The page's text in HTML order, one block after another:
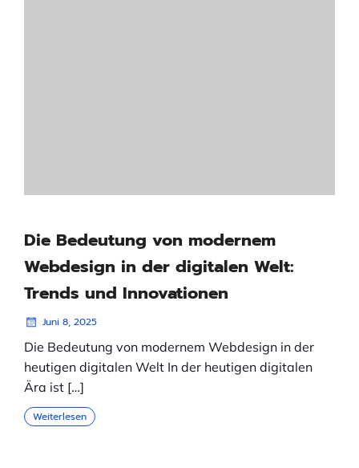
Die Bedeutung von modernem
Webdesign in der digitalen Welt:
Trends und Innovationen
Juni 8, 2025
Die Bedeutung von modernem Webdesign in der
heutigen digitalen Welt In der heutigen digitalen
Ära ist […]
Weiterlesen